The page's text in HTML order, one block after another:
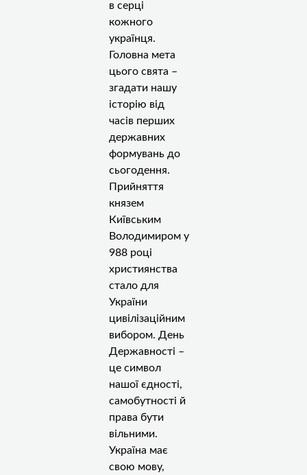
в серці
кожного
українця.
Головна мета
цього свята –
згадати нашу
історію від
часів перших
державних
формувань до
сьогодення.
Прийняття
князем
Київським
Володимиром у
988 році
християнства
стало для
України
цивілізаційним
вибором. День
Державності –
це символ
нашої єдності,
самобутності й
права бути
вільними.
Україна має
свою мову,